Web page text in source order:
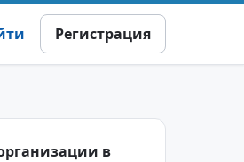
Регистрация
в